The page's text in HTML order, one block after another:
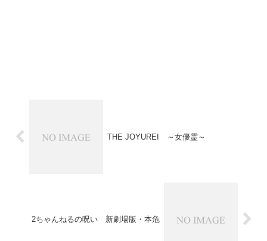
THE JOYUREI ～女優霊～
2ちゃんねるの呪い 新劇場版・本危